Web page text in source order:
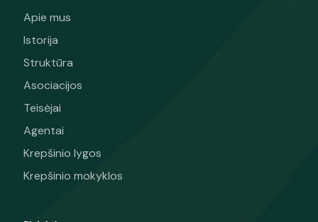
Apie mus
Istorija
Struktūra
Asociacijos
Teisėjai
Agentai
Krepšinio lygos
Krepšinio mokyklos